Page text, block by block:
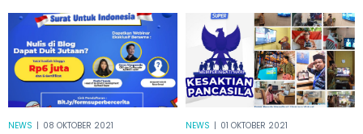
NEWS | 08 OKTOBER 2021 NEWS | 01 OKTOBER 2021